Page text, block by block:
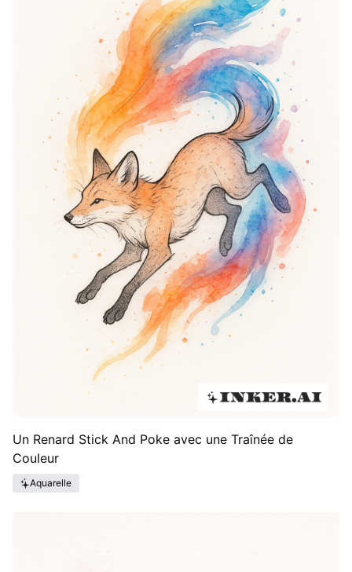
Un Renard Stick And Poke avec une Traînée de
Couleur
Aquarelle